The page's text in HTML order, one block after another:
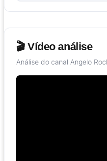
🎬 Vídeo análise
Análise do canal Angelo